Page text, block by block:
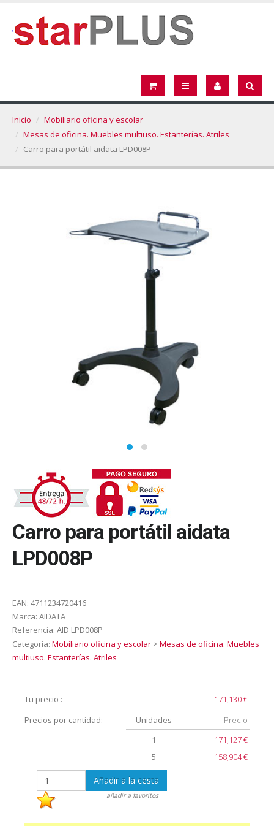
Inicio
Mobiliario oficina y escolar
Mesas de oficina. Muebles multiuso. Estanterías. Atriles
Carro para portátil aidata LPD008P
Carro para portátil aidata
LPD008P
EAN: 4711234720416
Marca: AIDATA
Referencia: AID LPD008P
Categoría: Mobiliario oficina y escolar > Mesas de oficina. Muebles
multiuso. Estanterías. Atriles
Tu precio :
171,130 €
Precios por cantidad:
Unidades
Precio
1
171,127 €
5
158,904 €
Añadir a la cesta
añadir a favoritos